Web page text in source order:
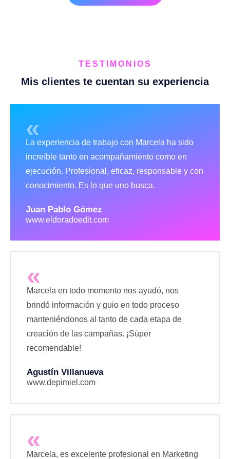
TESTIMONIOS
Mis clientes te cuentan su experiencia
«
La experiencia de trabajo con Marcela ha sido
increíble tanto en acompañamiento como en
ejecución. Profesional, eficaz, responsable y con
conocimiento. Es lo que uno busca.
Juan Pablo Gómez
www.eldoradoedit.com
«
Marcela en todo momento nos ayudó, nos
brindó información y guio en todo proceso
manteniéndonos al tanto de cada etapa de
creación de las campañas. ¡Súper
recomendable!
Agustín Villanueva
www.depimiel.com
«
Marcela, es excelente profesional en Marketing